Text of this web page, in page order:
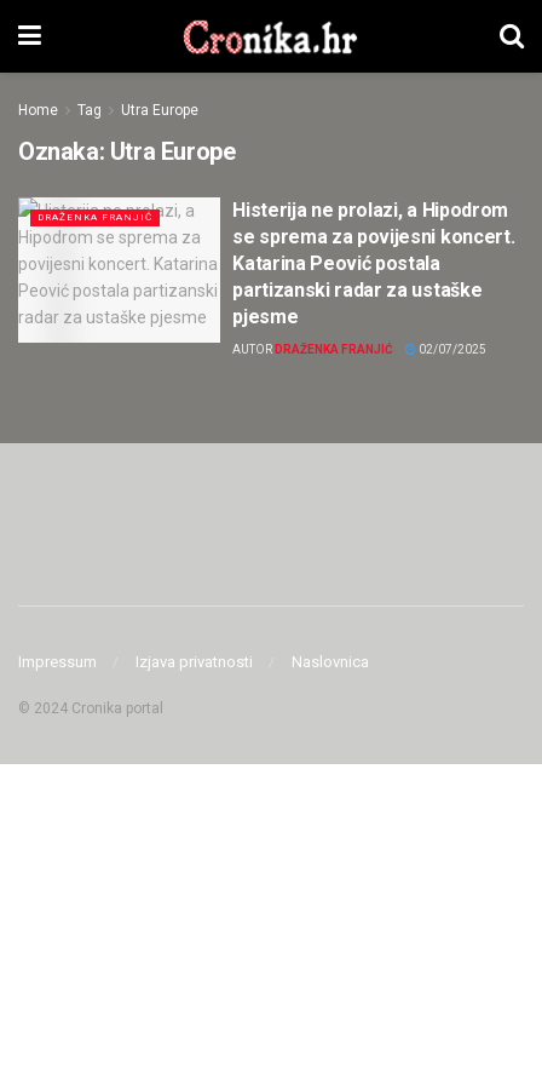
Home Tag Utra Europe
Oznaka: Utra Europe
DRAŽENKA FRANJIĆ
Histerija ne prolazi, a Hipodrom
se sprema za povijesni koncert.
Katarina Peović postala
partizanski radar za ustaške
pjesme
AUTOR DRAŽENKA FRANJIĆ 02/07/2025
Impressum Izjava privatnosti Naslovnica
© 2024 Cronika portal